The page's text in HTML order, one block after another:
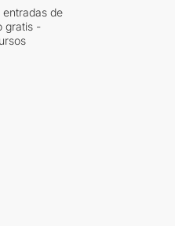
entradas de
gratis -